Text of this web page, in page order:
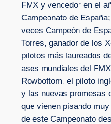
FMX y vencedor en el
Campeonato de
veces Campeón de
Torres, ganador de los
pilotos más laureados
ases mundiales del
Rowbottom, el piloto
y las nuevas promesas
que vienen pisando
de este Campeonato